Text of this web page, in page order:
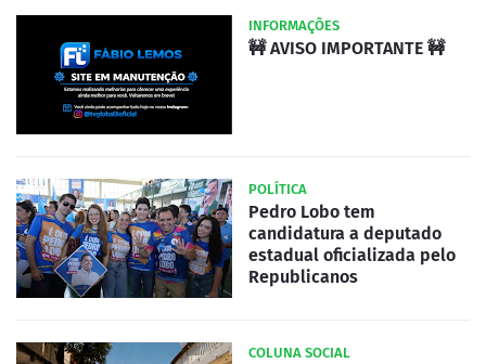
INFORMAÇÕES
🚧 AVISO IMPORTANTE 🚧
POLÍTICA
Pedro Lobo tem
candidatura a deputado
estadual oficializada pelo
Republicanos
COLUNA SOCIAL